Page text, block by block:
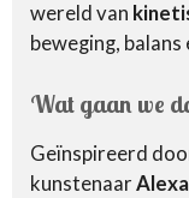
wereld van
beweging,
Wat gaan we
Geïnspireerd
kunstenaar